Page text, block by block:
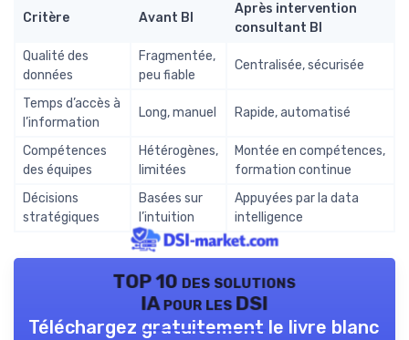
Critère Avant BI
Après intervention
consultant BI
Qualité des
données
Fragmentée,
peu fiable
Centralisée, sécurisée
Temps d’accès à
l’information
Long, manuel Rapide, automatisé
Compétences
des équipes
Hétérogènes,
limitées
Montée en compétences,
formation continue
Décisions
stratégiques
Basées sur
l’intuition
Appuyées par la data
intelligence
TOP 10 des solutions
IA pour les DSI
Téléchargez gratuitement le livre blanc